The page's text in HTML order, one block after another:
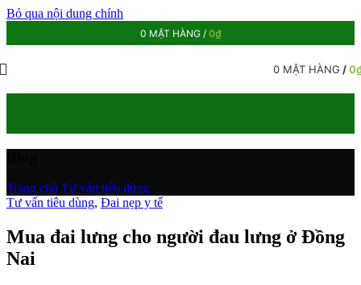
Bỏ qua nội dung chính
0 MẶT HÀNG / 0₫
0 MẶT HÀNG /0
Trang chủ Tư vấn tiêu dùng
Tư vấn tiêu dùng, Đai nẹp y tế
Mua đai lưng cho người đau lưng ở Đồng
Nai